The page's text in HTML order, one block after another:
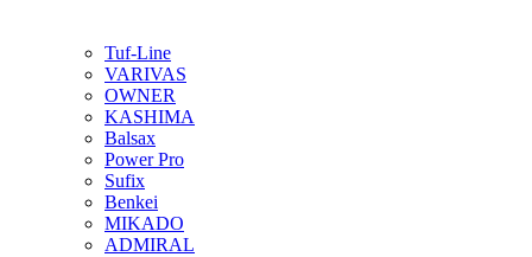
Tuf-Line
VARIVAS
OWNER
KASHIMA
Balsax
Power Pro
Sufix
Benkei
MIKADO
ADMIRAL